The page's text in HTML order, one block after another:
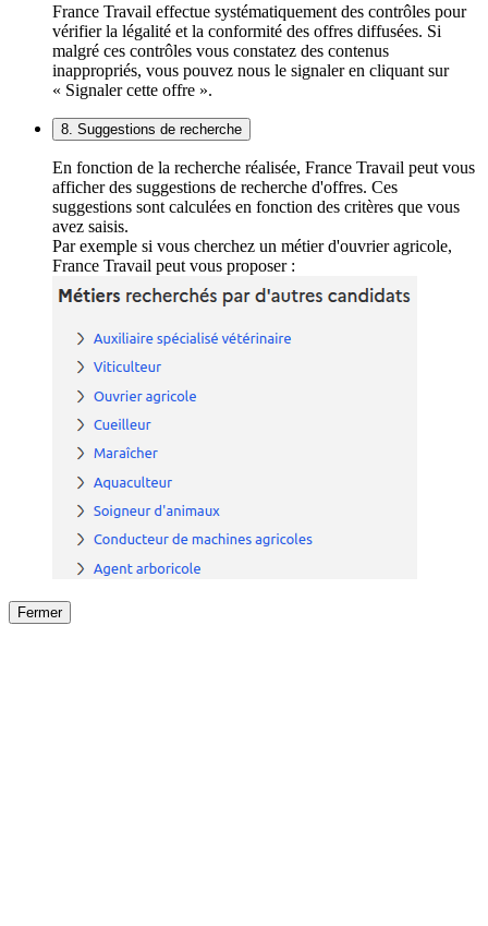
France Travail effectue systématiquement des contrôles pour
vérifier la légalité et la conformité des offres diffusées. Si
malgré ces contrôles vous constatez des contenus
inappropriés, vous pouvez nous le signaler en cliquant sur
« Signaler cette offre ».
8. Suggestions de recherche
En fonction de la recherche réalisée, France Travail peut vous
afficher des suggestions de recherche d'offres. Ces
suggestions sont calculées en fonction des critères que vous
avez saisis.
Par exemple si vous cherchez un métier d'ouvrier agricole,
France Travail peut vous proposer :
Fermer